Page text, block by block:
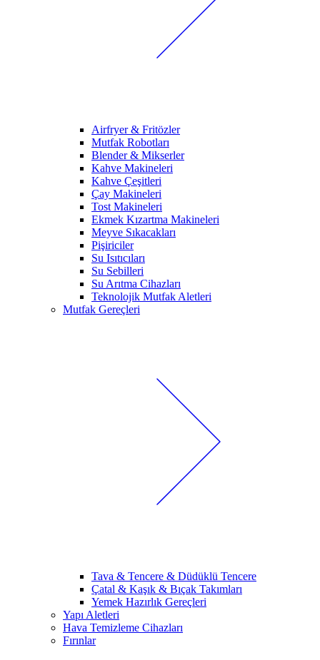
Airfryer & Fritözler
Mutfak Robotları
Blender & Mikserler
Kahve Makineleri
Kahve Çeşitleri
Çay Makineleri
Tost Makineleri
Ekmek Kızartma Makineleri
Meyve Sıkacakları
Pişiriciler
Su Isıtıcıları
Su Sebilleri
Su Arıtma Cihazları
Teknolojik Mutfak Aletleri
Mutfak Gereçleri
Tava & Tencere & Düdüklü Tencere
Çatal & Kaşık & Bıçak Takımları
Yemek Hazırlık Gereçleri
Yapı Aletleri
Hava Temizleme Cihazları
Fırınlar